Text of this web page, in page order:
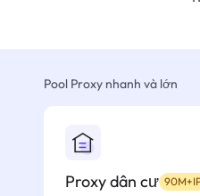
Pool Proxy nhanh và lớn
Proxy dân cư